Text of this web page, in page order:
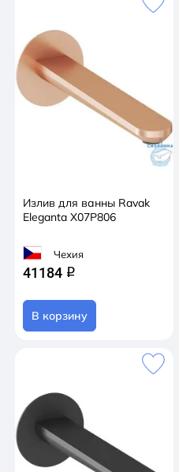
Излив для ванны Ravak
Eleganta X07P806
Чехия
41184 q
В корзину